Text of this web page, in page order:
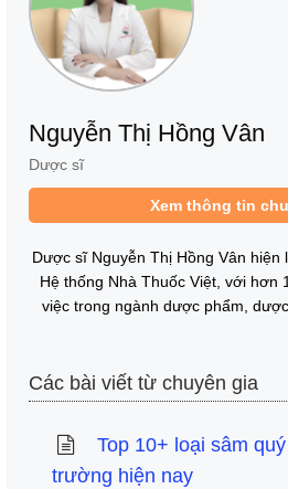
Nguyễn Thị Hồng Vân
Dược sĩ
Xem thông tin
Dược sĩ Nguyễn Thị Hồng Vân hiện
Hệ thống Nhà Thuốc Việt, với hơn
việc trong ngành dược phẩm,
Các bài viết từ chuyên gia
Top 10+ loại sâm
trường hiện nay